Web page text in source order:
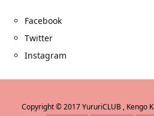
Facebook
Twitter
Instagram
Copyright ©2017 YururiCLUB , Kengo